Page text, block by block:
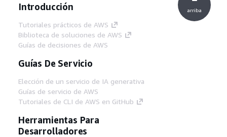
Introducción
Tutoriales prácticos de AWS
Biblioteca de soluciones de AWS
Guías de decisiones de AWS
Guías De Servicio
Elección de un servicio de IA generativa
Guías de servicio de AWS
Tutoriales de CLI de AWS en GitHub
Herramientas Para
Desarrolladores
arriba